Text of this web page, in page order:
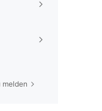
melden